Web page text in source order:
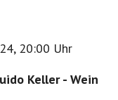
20:00 Uhr
Keller - Wein